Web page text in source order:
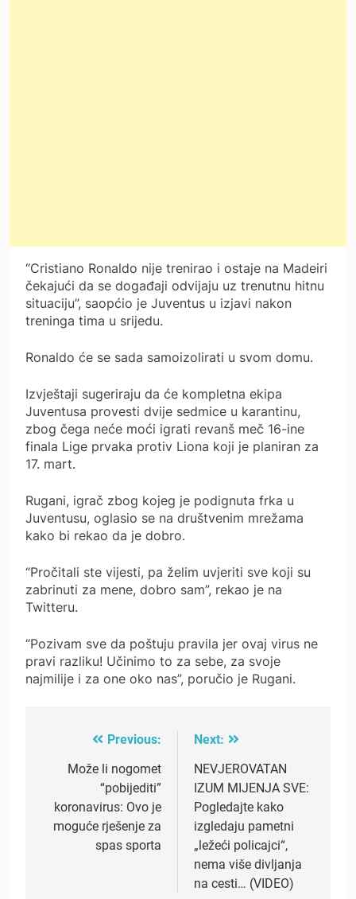
“Cristiano Ronaldo nije trenirao i ostaje na Madeiri
čekajući da se događaji odvijaju uz trenutnu hitnu
situaciju”, saopćio je Juventus u izjavi nakon
treninga tima u srijedu.
Ronaldo će se sada samoizolirati u svom domu.
Izvještaji sugeriraju da će kompletna ekipa
Juventusa provesti dvije sedmice u karantinu,
zbog čega neće moći igrati revanš meč 16-ine
finala Lige prvaka protiv Liona koji je planiran za
17. mart.
Rugani, igrač zbog kojeg je podignuta frka u
Juventusu, oglasio se na društvenim mrežama
kako bi rekao da je dobro.
“Pročitali ste vijesti, pa želim uvjeriti sve koji su
zabrinuti za mene, dobro sam”, rekao je na
Twitteru.
“Pozivam sve da poštuju pravila jer ovaj virus ne
pravi razliku! Učinimo to za sebe, za svoje
najmilije i za one oko nas”, poručio je Rugani.
navigation
Previous:
Može li nogomet
“pobijediti”
koronavirus: Ovo je
moguće rješenje za
spas sporta
Next:
NEVJEROVATAN
IZUM MIJENJA SVE:
Pogledajte kako
izgledaju pametni
„ležeći policajci“,
nema više divljanja
na cesti… (VIDEO)